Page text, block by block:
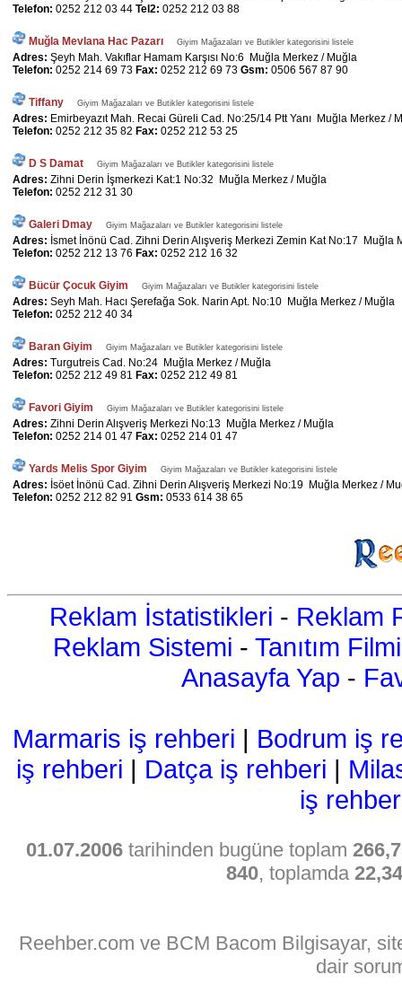
Telefon: 0252 212 03 44 Tel2: 0252 212 03 88
Muğla Mevlana Hac Pazarı Giyim Mağazaları ve Butikler kategorisini listele
Adres: Şeyh Mah. Vakıflar Hamam Karşısı No:6 Muğla Merkez / Muğla
Telefon: 0252 214 69 73 Fax: 0252 212 69 73 Gsm: 0506 567 87 90
Tiffany Giyim Mağazaları ve Butikler kategorisini listele
Adres: Emirbeyazıt Mah. Recai Güreli Cad. No:25/14 Ptt Yanı Muğla Merkez /
Telefon: 0252 212 35 82 Fax: 0252 212 53 25
D S Damat Giyim Mağazaları ve Butikler kategorisini listele
Adres: Zihni Derin İşmerkezi Kat:1 No:32 Muğla Merkez / Muğla
Telefon: 0252 212 31 30
Galeri Dmay Giyim Mağazaları ve Butikler kategorisini listele
Adres: İsmet İnönü Cad. Zihni Derin Alışveriş Merkezi Zemin Kat No:17 Muğla
Telefon: 0252 212 13 76 Fax: 0252 212 16 32
Bücür Çocuk Giyim Giyim Mağazaları ve Butikler kategorisini listele
Adres: Seyh Mah. Hacı Şerefağa Sok. Narin Apt. No:10 Muğla Merkez / Muğla
Telefon: 0252 212 40 34
Baran Giyim Giyim Mağazaları ve Butikler kategorisini listele
Adres: Turgutreis Cad. No:24 Muğla Merkez / Muğla
Telefon: 0252 212 49 81 Fax: 0252 212 49 81
Favori Giyim Giyim Mağazaları ve Butikler kategorisini listele
Adres: Zihni Derin Alışveriş Merkezi No:13 Muğla Merkez / Muğla
Telefon: 0252 214 01 47 Fax: 0252 214 01 47
Yards Melis Spor Giyim Giyim Mağazaları ve Butikler kategorisini listele
Adres: İsöet İnönü Cad. Zihni Derin Alışveriş Merkezi No:19 Muğla Merkez /
Telefon: 0252 212 82 91 Gsm: 0533 614 38 65
Reklam İstatistikleri - Reklam
Reklam Sistemi - Tanıtım Filmi
Anasayfa Yap -
Marmaris iş rehberi | Bodrum iş
iş rehberi | Datça iş rehberi |
iş
01.07.2006 tarihinden bugüne toplam
840, toplamda
Reehber.com ve BCM Bacom Bilgisayar,
dair